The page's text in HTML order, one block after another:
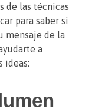
de las técnicas
para saber si
mensaje de la
a
ideas: